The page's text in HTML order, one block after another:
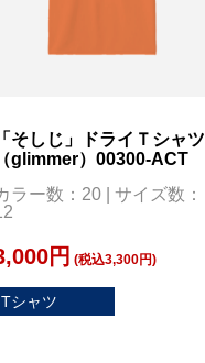
そしじ」ドライＴシャツ
glimmer）00300-ACT
ラー数：20 | サイズ数：
Tシャツ
円 (税込3,300円)